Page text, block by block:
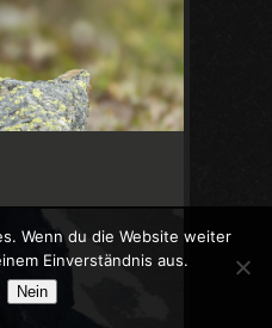
Wenn du die Website weiter
Einverständnis aus.
Nein